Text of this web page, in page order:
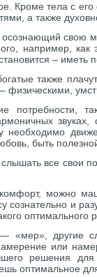
Кроме тела с
а также
свою
например, как
– иметь
также
физическими,
потребности,
необходимо
быть
все свои
можно
сознательно и
оптимального
«мер», другие
или
решения
оптимальное